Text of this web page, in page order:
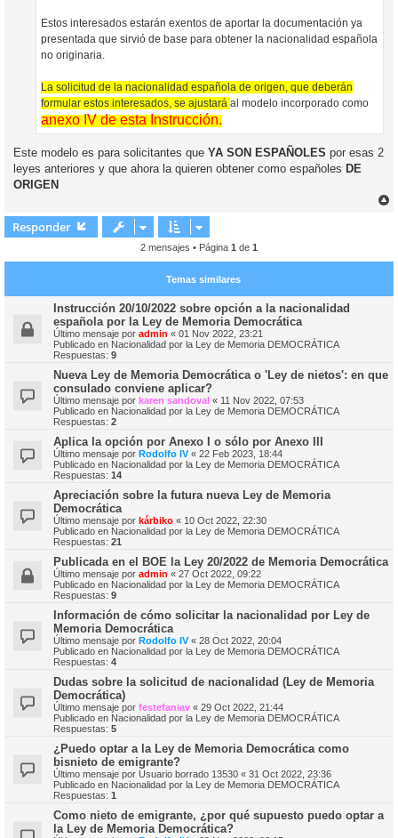
Estos interesados estarán exentos de aportar la documentación ya
presentada que sirvió de base para obtener la nacionalidad española
no originaria.
La solicitud de la nacionalidad española de origen, que deberán
formular estos interesados, se ajustará al modelo incorporado como
anexo IV de esta Instrucción.
Este modelo es para solicitantes que YA SON ESPAÑOLES por esas 2
leyes anteriores y que ahora la quieren obtener como españoles DE
ORIGEN
a
Responder
2 mensajes • Página 1 de 1
Temas similares
Instrucción 20/10/2022 sobre opción a la nacionalidad
española por la Ley de Memoria Democrática
Último mensaje por admin « 01 Nov 2022, 23:21
Publicado en Nacionalidad por la Ley de Memoria DEMOCRÁTICA
Respuestas: 9
Nueva Ley de Memoria Democrática o 'Ley de nietos': en que
consulado conviene aplicar?
Último mensaje por karen sandoval « 11 Nov 2022, 07:53
Publicado en Nacionalidad por la Ley de Memoria DEMOCRÁTICA
Respuestas: 2
Aplica la opción por Anexo I o sólo por Anexo III
Último mensaje por Rodolfo IV« 22 Feb 2023, 18:44
Publicado en Nacionalidad por la Ley de Memoria DEMOCRÁTICA
Respuestas: 14
Apreciación sobre la futura nueva Ley de Memoria
Democrática
Último mensaje por kárbiko « 10 Oct 2022, 22:30
Publicado en Nacionalidad por la Ley de Memoria DEMOCRÁTICA
Respuestas: 21
Publicada en el BOE la Ley 20/2022 de Memoria Democrática
Último mensaje por admin « 27 Oct 2022, 09:22
Publicado en Nacionalidad por la Ley de Memoria DEMOCRÁTICA
Respuestas: 9
Información de cómo solicitar la nacionalidad por Ley de
Memoria Democrática
Último mensaje por Rodolfo IV« 28 Oct 2022, 20:04
Publicado en Nacionalidad por la Ley de Memoria DEMOCRÁTICA
Respuestas: 4
Dudas sobre la solicitud de nacionalidad (Ley de Memoria
Democrática)
Último mensaje por festefaniav « 29 Oct 2022, 21:44
Publicado en Nacionalidad por la Ley de Memoria DEMOCRÁTICA
Respuestas: 5
¿Puedo optar a la Ley de Memoria Democrática como
bisnieto de emigrante?
Último mensaje por Usuario borrado 13530 « 31 Oct 2022, 23:36
Publicado en Nacionalidad por la Ley de Memoria DEMOCRÁTICA
Respuestas: 1
Como nieto de emigrante, ¿por qué supuesto puedo optar a
la Ley de Memoria Democrática?